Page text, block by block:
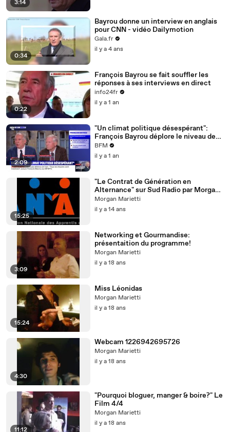
3:14
0:34
Bayrou donne un interview en anglais
pour CNN - vidéo Dailymotion
Gala.fr
il y a 4 ans
0:22
François Bayrou se fait souffler les
réponses à ses interviews en direct
info24fr
il y a 1 an
2:09
"Un climat politique désespérant":
François Bayrou déplore le niveau des
débats à l'Assemblée nationale
BFM
il y a 1 an
15:25
"Le Contrat de Génération en
Alternance" sur Sud Radio par Morgan
Marietti président de l'ANAF!
Morgan Marietti
il y a 14 ans
3:09
Networking et Gourmandise:
présentaition du programme!
Morgan Marietti
il y a 18 ans
15:24
Miss Léonidas
Morgan Marietti
il y a 18 ans
4:30
Webcam 1226942695726
Morgan Marietti
il y a 18 ans
11:12
"Pourquoi bloguer, manger & boire?" Le
Film 4/4
Morgan Marietti
il y a 18 ans